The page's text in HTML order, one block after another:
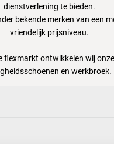
dienstverlening te bieden.
bekende merken van een
vriendelijk prijsniveau.
flexmarkt ontwikkelen wij
en werkbroek.